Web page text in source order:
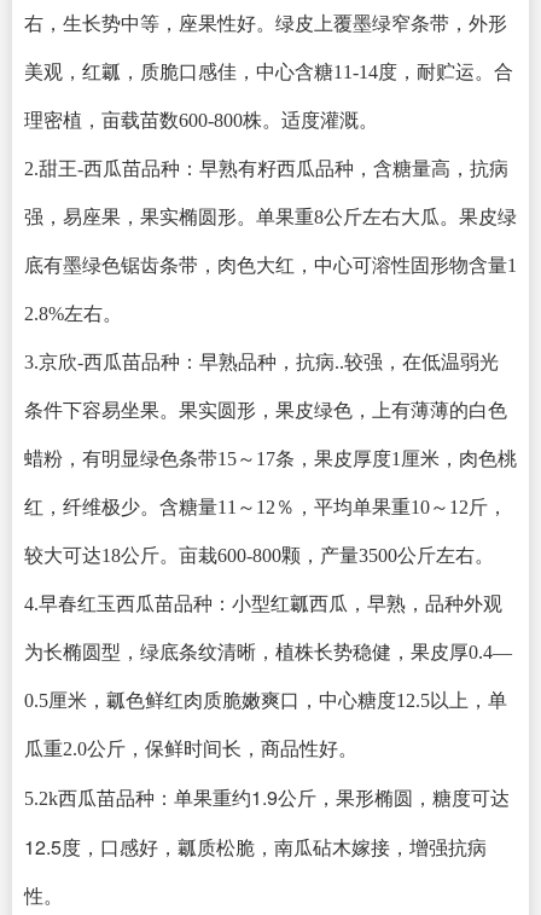
右，生长势中等，座果性好。绿皮上覆墨绿窄条带，外形
美观，红瓤，质脆口感佳，中心含糖11-14度，耐贮运。合
理密植，亩载苗数600-800株。适度灌溉。
2.甜王-西瓜苗品种：早熟有籽西瓜品种，含糖量高，抗病
强，易座果，果实椭圆形。单果重8公斤左右大瓜。果皮绿
底有墨绿色锯齿条带，肉色大红，中心可溶性固形物含量1
2.8%左右。
3.京欣-西瓜苗品种：早熟品种，抗病..较强，在低温弱光
条件下容易坐果。果实圆形，果皮绿色，上有薄薄的白色
蜡粉，有明显绿色条带15～17条，果皮厚度1厘米，肉色桃
红，纤维极少。含糖量11～12％，平均单果重10～12斤，
较大可达18公斤。亩栽600-800颗，产量3500公斤左右。
4.早春红玉西瓜苗品种：小型红瓤西瓜，早熟，品种外观
为长椭圆型，绿底条纹清晰，植株长势稳健，果皮厚0.4—
0.5厘米，瓤色鲜红肉质脆嫩爽口，中心糖度12.5以上，单
瓜重2.0公斤，保鲜时间长，商品性好。
5.2k西瓜苗品种： 单果重约1.9公斤，果形椭圆，糖度可达
12.5度，口感好，瓤质松脆‌，南瓜砧木嫁接，增强抗病
性。